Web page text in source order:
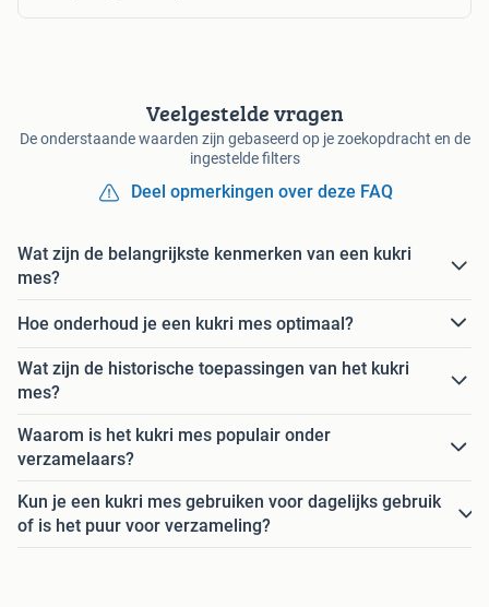
Veelgestelde vragen
De onderstaande waarden zijn gebaseerd op je zoekopdracht en de
ingestelde filters
Deel opmerkingen over deze FAQ
Wat zijn de belangrijkste kenmerken van een kukri
mes?
Hoe onderhoud je een kukri mes optimaal?
Wat zijn de historische toepassingen van het kukri
mes?
Waarom is het kukri mes populair onder
verzamelaars?
Kun je een kukri mes gebruiken voor dagelijks gebruik
of is het puur voor verzameling?